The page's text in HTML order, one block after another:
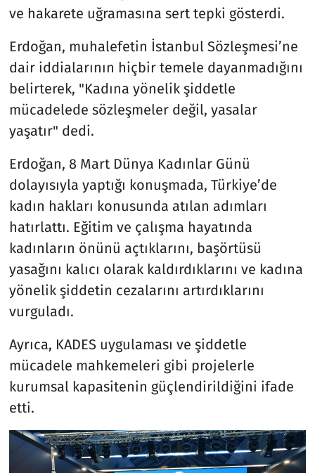
ve hakarete uğramasına sert tepki gösterdi.
Erdoğan, muhalefetin İstanbul Sözleşmesi’ne
dair iddialarının hiçbir temele dayanmadığını
belirterek, "Kadına yönelik şiddetle
mücadelede sözleşmeler değil, yasalar
yaşatır" dedi.
Erdoğan, 8 Mart Dünya Kadınlar Günü
dolayısıyla yaptığı konuşmada, Türkiye’de
kadın hakları konusunda atılan adımları
hatırlattı. Eğitim ve çalışma hayatında
kadınların önünü açtıklarını, başörtüsü
yasağını kalıcı olarak kaldırdıklarını ve kadına
yönelik şiddetin cezalarını artırdıklarını
vurguladı.
Ayrıca, KADES uygulaması ve şiddetle
mücadele mahkemeleri gibi projelerle
kurumsal kapasitenin güçlendirildiğini ifade
etti.